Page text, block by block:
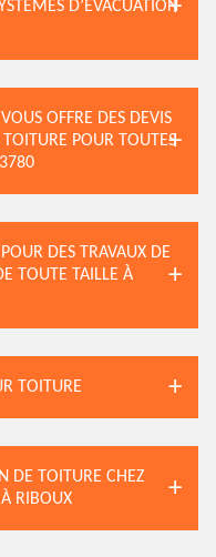
D’ÉVACUATION
OFFRE DES DEVIS
TOITURE POUR TOUTES
DES TRAVAUX DE
TOUTE TAILLE À
TOITURE
DE TOITURE CHEZ
RIBOUX